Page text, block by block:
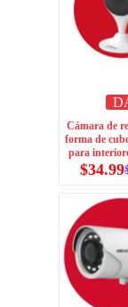
Cámara de
forma de
para
$34.99